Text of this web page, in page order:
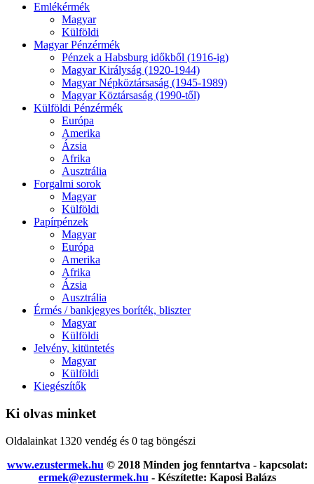
Emlékérmék
Magyar
Külföldi
Magyar Pénzérmék
Pénzek a Habsburg időkből (1916-ig)
Magyar Királyság (1920-1944)
Magyar Népköztársaság (1945-1989)
Magyar Köztársaság (1990-től)
Külföldi Pénzérmék
Európa
Amerika
Ázsia
Afrika
Ausztrália
Forgalmi sorok
Magyar
Külföldi
Papírpénzek
Magyar
Európa
Amerika
Afrika
Ázsia
Ausztrália
Érmés / bankjegyes boríték, bliszter
Magyar
Külföldi
Jelvény, kitüntetés
Magyar
Külföldi
Kiegészítők
Ki olvas minket
Oldalainkat 1320 vendég és 0 tag böngészi
www.ezustermek.hu © 2018 Minden jog fenntartva - kapcsolat:
ermek@ezustermek.hu - Készítette: Kaposi Balázs